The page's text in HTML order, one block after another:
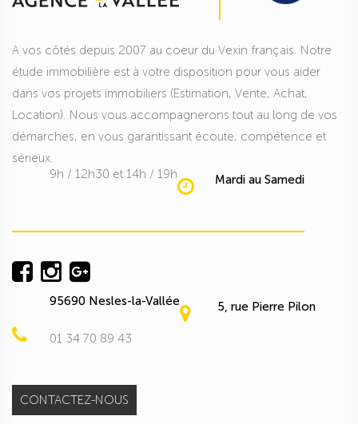
A vos côtés depuis 2007 au coeur du Vexin français. Notre
étude immobilière est à votre disposition pour vous aider
dans vos projets immobiliers (Estimation, Vente, Achat,
Location). Nous vous accompagnerons tout au long de vos
démarches, en vous garantissant écoute, compétence et
sérieux.
Mardi au Samedi
9h / 12h30 et 14h / 19h
5, rue Pierre Pilon
95690 Nesles-la-Vallée
01 34 70 89 43
CONTACTEZ-NOUS